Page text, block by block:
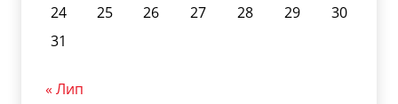
24
25 26 27 28 29
30
31
« Лип